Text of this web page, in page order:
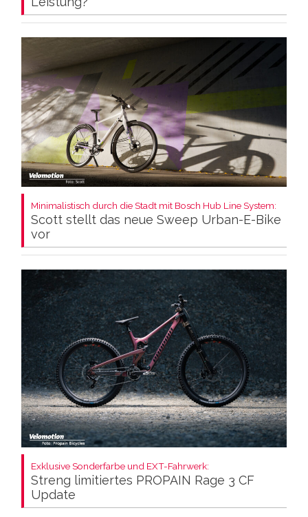
Minimalistisch durch die Stadt mit Bosch Hub Line System:
Scott stellt das neue Sweep Urban-E-Bike
vor
Exklusive Sonderfarbe und EXT-Fahrwerk:
Streng limitiertes PROPAIN Rage 3 CF
Update